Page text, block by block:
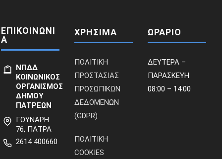
ΕΠΙΚΟΙΝΩΝΙ
Α
ΝΠΔΔ
ΚΟΙΝΩΝΙΚΟΣ
ΟΡΓΑΝΙΣΜΟΣ
ΔΗΜΟΥ
ΠΑΤΡΕΩΝ
ΓΟΥΝΑΡΗ
76, ΠΑΤΡΑ
2614 400660
ΧΡΗΣΙΜΑ
ΠΟΛΙΤΙΚΗ
ΠΡΟΣΤΑΣΙΑΣ
ΠΡΟΣΩΠΙΚΩΝ
ΔΕΔΟΜΕΝΩΝ
(GDPR)
ΠΟΛΙΤΙΚΗ
COOKIES
ΩΡΑΡΙΟ
ΔΕΥΤΕΡΑ –
ΠΑΡΑΣΚΕΥΗ
08:00 – 14:00